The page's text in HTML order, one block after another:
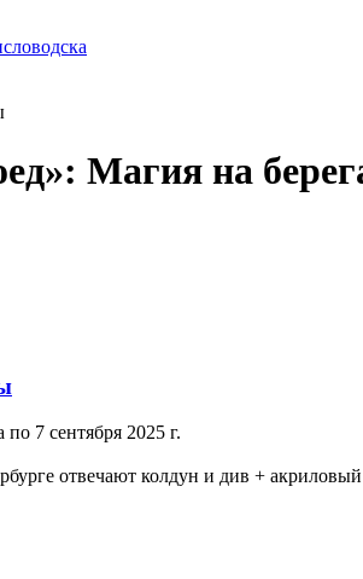
Магия на
по 7 сентября 2025 г.
отвечают колдун и див +